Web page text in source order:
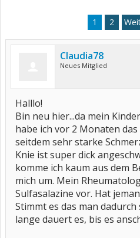
1 2
Claudia78
Neues Mitglied
Halllo!
Bin neu hier...da mein
habe ich vor 2 Monaten
seitdem sehr starke
Knie ist super dick
komme ich kaum aus dem
mich um. Mein
Sulfasalazine vor. Hat
Stimmt es das man
lange dauert es, bis es